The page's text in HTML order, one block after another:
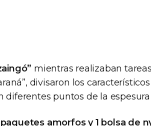
mientras realizaban
divisaron los
diferentes puntos de la
amorfos y 1 bolsa de